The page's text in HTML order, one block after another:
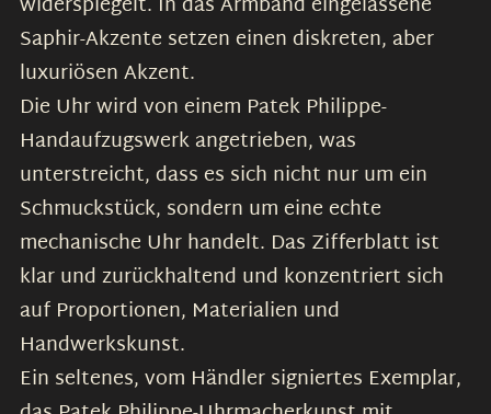
Saphir-Akzente setzen einen diskreten, aber
luxuriösen Akzent.
Die Uhr wird von einem Patek Philippe-
Handaufzugswerk angetrieben, was
unterstreicht, dass es sich nicht nur um ein
Schmuckstück, sondern um eine echte
mechanische Uhr handelt. Das Zifferblatt ist
klar und zurückhaltend und konzentriert sich
auf Proportionen, Materialien und
Handwerkskunst.
Ein seltenes, vom Händler signiertes Exemplar,